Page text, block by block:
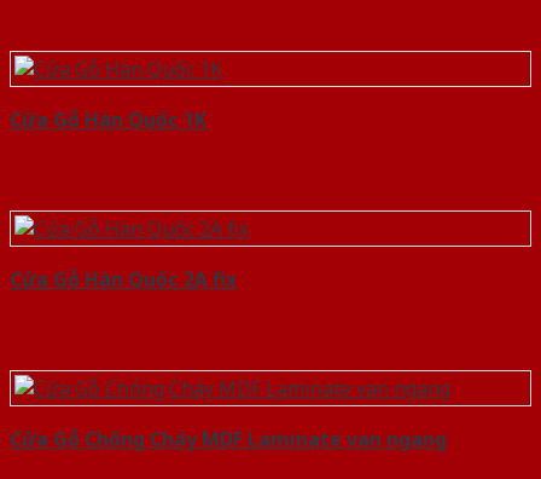
Cửa Gỗ Hàn Quốc 1K
Cửa Gỗ Hàn Quốc 2A fix
Cửa Gỗ Chống Cháy MDF Laminate van ngang